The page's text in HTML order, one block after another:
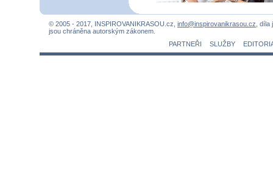
© 2005 - 2017, INSPIROVANIKRASOU.cz, info@inspirovanikrasou.cz ,
jsou chráněna autorským zákonem.
PARTNEŘI
SLUŽBY